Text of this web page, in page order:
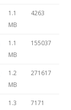
1.1
MB
4263
1.1
MB
155037
1.2
MB
271617
1.3
7171